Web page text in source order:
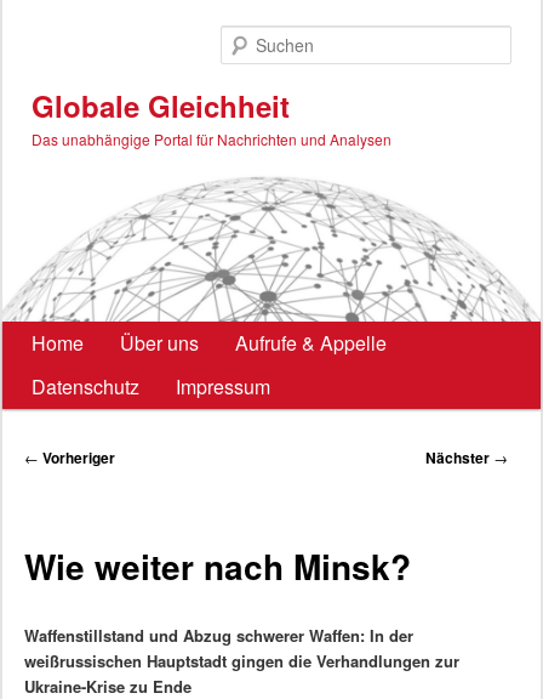
Globale Gleichheit
Das unabhängige Portal für Nachrichten und Analysen
Hauptmenü
Home Über uns
Aufrufe & Appelle
Datenschutz
Impressum
Beitragsnavigation
← Vorheriger Nächster →
Wie weiter nach Minsk?
Waffenstillstand und Abzug schwerer Waffen: In der
weißrussischen Hauptstadt gingen die Verhandlungen zur
Ukraine-Krise zu Ende